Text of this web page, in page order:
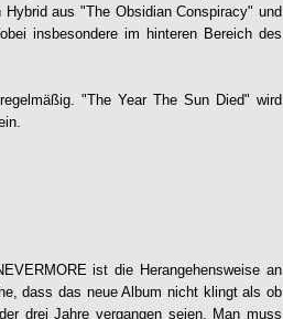
aus "The Obsidian Conspiracy" und
insbesondere im hinteren Bereich des
"The Year The Sun Died" wird
ist die Herangehensweise an
dass das neue Album nicht klingt als ob
drei Jahre vergangen seien. Man muss